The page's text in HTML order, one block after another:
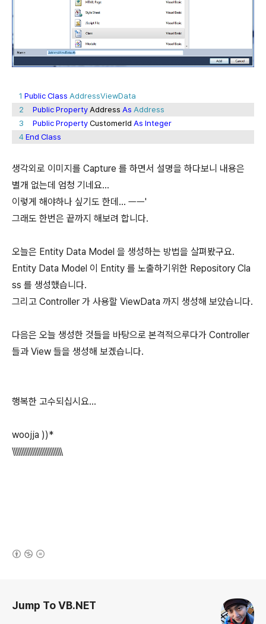
1 PublicClass AddressViewData
2
PublicPropertyAddress As Address
3
PublicPropertyCustomerId As Integer
4End Class
생각외로 이미지를 Capture 를 하면서 설명을 하다보니 내용은
별개 없는데 엄청 기네요...
이렇게 해야하나 싶기도 한데... ㅡㅡ'
그래도 한번은 끝까지 해보려 합니다.
오늘은 Entity Data Model 을 생성하는 방법을 살펴봤구요.
Entity Data Model 이 Entity 를 노출하기위한 Repository Cla
ss 를 생성했습니다.
그리고 Controller 가 사용할 ViewData 까지 생성해 보았습니다.
다음은 오늘 생성한 것들을 바탕으로 본격적으루다가 Controller
들과 View 들을 생성해 보겠습니다.
행복한 고수되십시요...
woojja ))*
\\\\\\\\\\\\\\\\\\\\\\\\\\\\
Jump To VB.NET